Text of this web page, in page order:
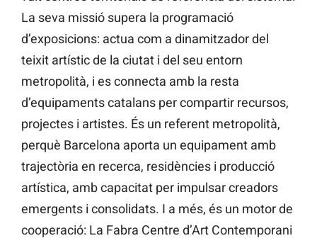
La seva missió supera la programació
d’exposicions: actua com a dinamitzador del
teixit artístic de la ciutat i del seu entorn
metropolità, i es connecta amb la resta
d’equipaments catalans per compartir recursos,
projectes i artistes. És un referent metropolità,
perquè Barcelona aporta un equipament amb
trajectòria en recerca, residències i producció
artística, amb capacitat per impulsar creadors
emergents i consolidats. I a més, és un motor de
cooperació: La Fabra Centre d’Art Contemporani